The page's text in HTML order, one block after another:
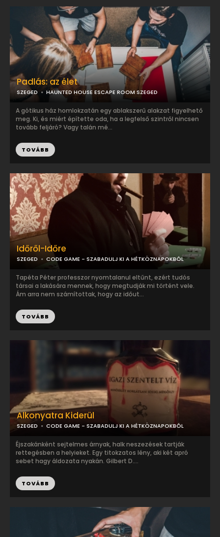
Padlás: az élet
SZEGED HAUNTED HOUSE ESCAPE ROOM SZEGED
A gótikus ház homlokzatán egy ablakszerű alakzat figyelhető
meg. Ki, és miért építette oda, ha a legfelső szintről nincsen
tovább feljáró? Vagy talán mé...
TOVÁBB
Időről-Időre
SZEGED CODE GAME - SZABADULJ KI A HÉTKÖZNAPOKBÓL
Tapéta Péter professzor nyomtalanul eltűnt, ezért tudós
társai a lakására mennek, hogy megtudják mi történt vele.
Ám arra nem számítottak, hogy az időut...
TOVÁBB
Alkonyatra Kiderül
SZEGED CODE GAME - SZABADULJ KI A HÉTKÖZNAPOKBÓL
Éjszakánként sejtelmes árnyak, halk neszezések tartják
rettegésben a helyieket. Egy titokzatos lény, aki két apró
sebet hagy áldozata nyakán. Gilbert D....
TOVÁBB